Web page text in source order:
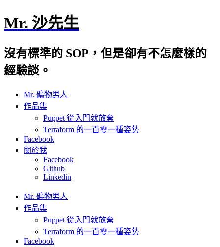
Mr. 沙先生
沒有標準的 SOP，但是卻有不怎麼樣的
經驗談。
Mr. 礦物男人
作品集
Puppet 從入門就放棄
Terraform 的一百零一種姿勢
Facebook
關於我
Facebook
Github
Linkedin
Mr. 礦物男人
作品集
Puppet 從入門就放棄
Terraform 的一百零一種姿勢
Facebook